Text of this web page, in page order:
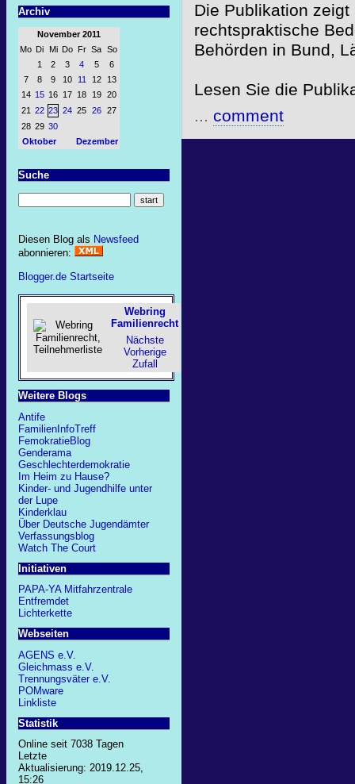
Archiv
November 2011
Mo Di Mi Do Fr Sa So
1
2 3 4 5
6
7
8 9 10 11 12
13
14 15 16 17 18 19
20
21 22 23 24 25 26
27
28 29 30
Oktober
Dezember
Suche
Diesen Blog als Newsfeed
abonnieren:
Blogger.de Startseite
Webring
Familienrecht
Nächste
Vorherige
Zufall
Weitere Blogs
Antife
FamilienInfoTreff
FemokratieBlog
Genderama
Geschlechterdemokratie
Im Heim zu Hause?
Kinder- und Jugendhilfe unter
der Lupe
Kinderklau
Über Deutsche Jugendämter
Verfassungsblog
Watch The Court
Initiativen
PAPA-YA Mitfahrzentrale
Entfremdet
Lichterkette
Webseiten
AGENS e.V.
Gleichmass e.V.
Trennungsväter e.V.
POMware
Linkliste
Statistik
Online seit 7038 Tagen
Letzte
Aktualisierung: 2019.12.25,
15:26
Die Publikation
rechtspraktische
Behörden in Bund,
Lesen Sie die
... comment